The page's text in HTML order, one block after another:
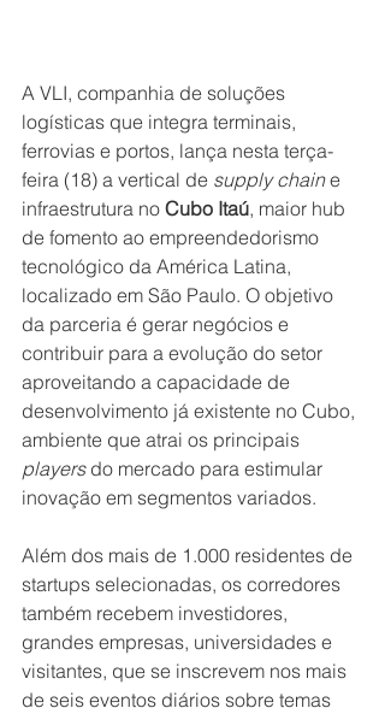
A VLI, companhia de soluções
logísticas que integra terminais,
ferrovias e portos, lança nesta terça-
feira (18) a vertical de supply chain e
infraestrutura no Cubo Itaú, maior hub
de fomento ao empreendedorismo
tecnológico da América Latina,
localizado em São Paulo. O objetivo
da parceria é gerar negócios e
contribuir para a evolução do setor
aproveitando a capacidade de
desenvolvimento já existente no Cubo,
ambiente que atrai os principais
players do mercado para estimular
inovação em segmentos variados.
Além dos mais de 1.000 residentes de
startups selecionadas, os corredores
também recebem investidores,
grandes empresas, universidades e
visitantes, que se inscrevem nos mais
de seis eventos diários sobre temas